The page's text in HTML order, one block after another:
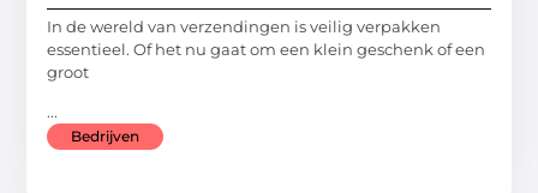
In de wereld van verzendingen is veilig verpakken
essentieel. Of het nu gaat om een klein geschenk of een
groot
...
Bedrijven